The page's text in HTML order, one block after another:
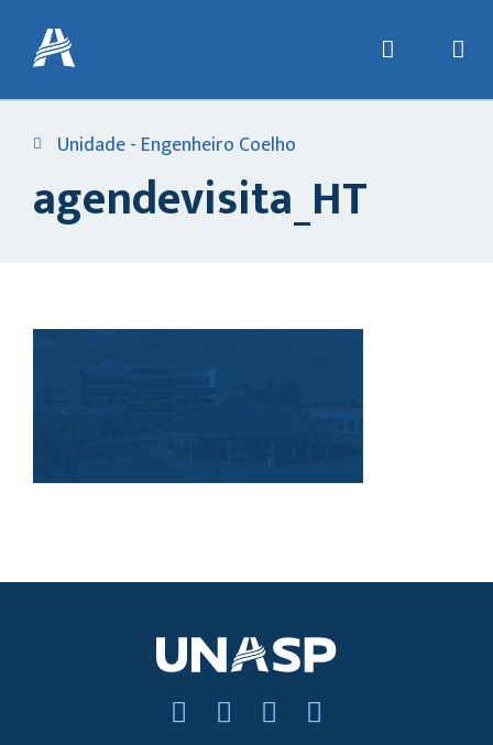
Unidade - Engenheiro Coelho
agendevisita_HT